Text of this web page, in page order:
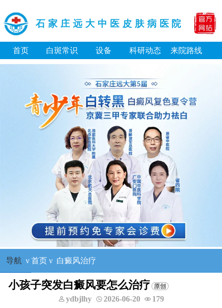
石家庄远大中医皮肤病医院
首页 白斑常识 设备 科研动态 来院路线
导航 ν 首页ν 白癜风治疗
小孩子突发白癜风要怎么治疗
ydbjlhy 2026-06-20 179